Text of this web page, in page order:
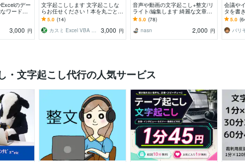
のデー
ワードや
たいという
3,000 円
文字起こしします 文字起こしな
らお任せください！本を丸ごと一
冊分でも喜んで！
5.0 (14)
カスミ Excel VBA 講師
3,000 円
音声や動画の文字起こし+整文/リ
ライト/編集します 綺麗な文章
に！記事化、動画テロップ、議事
録、AIの手直しなど
5.0 (78)
nasn
2,000 円
会議や
タを書
所のお
話記録
5.0
バリ
・文字起こし代行の人気サービス